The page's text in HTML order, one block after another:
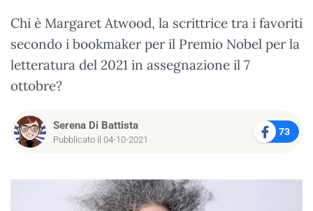
Chi è Margaret Atwood, la scrittrice tra i favoriti
secondo i bookmaker per il Premio Nobel per la
letteratura del 2021 in assegnazione il 7
ottobre?
Serena Di Battista
Pubblicato il 04-10-2021
73